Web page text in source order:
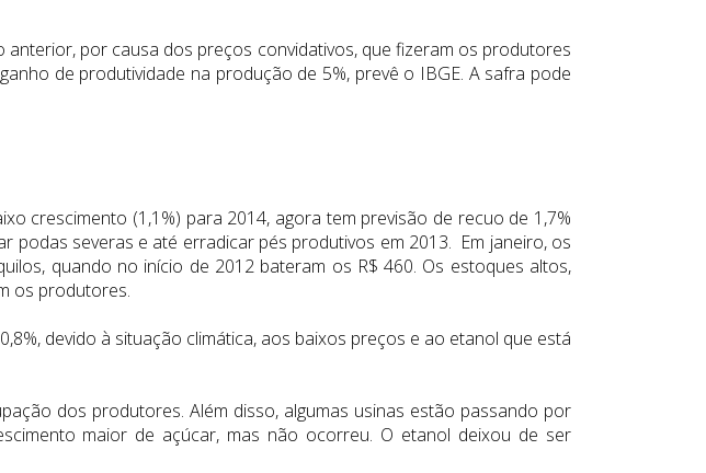
anterior, por causa dos preços convidativos, que fizeram os produtores
de produtividade na produção de 5%, prevê o IBGE. A safra pode
crescimento (1,1%) para 2014, agora tem previsão de recuo de 1,7%
podas severas e até erradicar pés produtivos em 2013. Em janeiro, os
quando no início de 2012 bateram os R$ 460. Os estoques altos,
os produtores.
devido à situação climática, aos baixos preços e ao etanol que está
dos produtores. Além disso, algumas usinas estão passando por
maior de açúcar, mas não ocorreu. O etanol deixou de ser